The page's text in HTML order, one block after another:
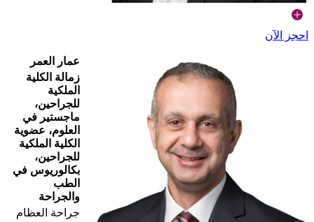
احجز الآن
عمار العمر
زمالة الكلية
الملكية
للجراحين،
ماجستير في
العلوم، عضوية
الكلية الملكية
للجراحين،
بكالوريوس في
الطب
والجراحة
جراحة العظام